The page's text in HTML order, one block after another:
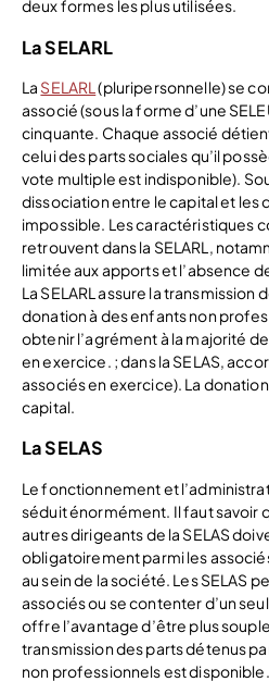
deux formes les plus utilisées.
La SELARL
La SELARL (pluripersonnelle) se
associé (sous la forme d’une
cinquante. Chaque associé
celui des parts sociales qu’il
vote multiple est indisponible).
dissociation entre le capital et les
impossible. Les caractéristiques
retrouvent dans la SELARL,
limitée aux apports et l’absence
La SELARL assure la transmission
donation à des enfants non
obtenir l’agrément à la majorité
en exercice. ; dans la SELAS,
associés en exercice). La
capital.
La SELAS
Le fonctionnement et
séduit énormément. Il faut savoir
autres dirigeants de la SELAS
obligatoirement parmi les
au sein de la société. Les SELAS
associés ou se contenter d’un
offre l’avantage d’être plus
transmission des parts détenus
non professionnels est